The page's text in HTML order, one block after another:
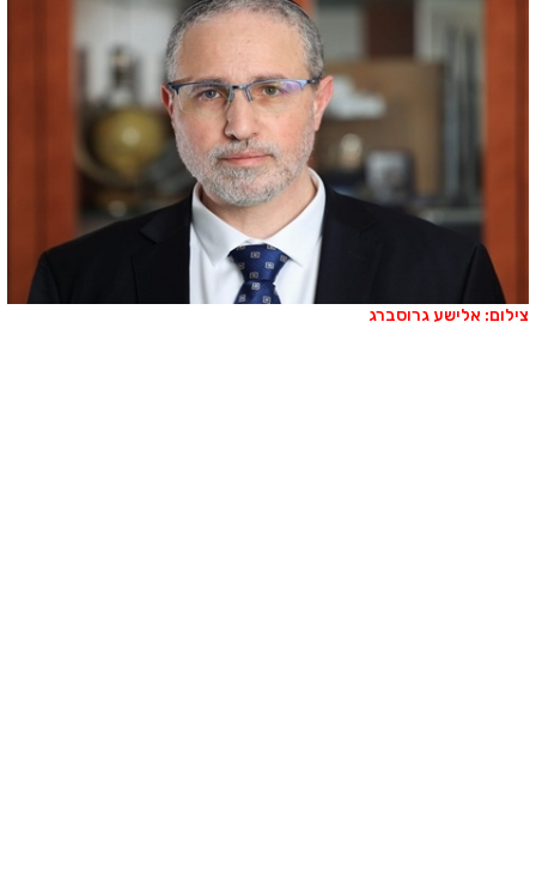
אלישע גרוסברג